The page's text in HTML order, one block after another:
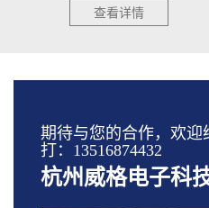
查看详情
期待与您的合作，欢
打：13516874432
杭州威格电子科